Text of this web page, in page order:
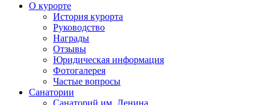
О курорте
История курорта
Руководство
Награды
Отзывы
Юридическая информация
Фотогалерея
Частые вопросы
Санатории
Санаторий им. Ленина